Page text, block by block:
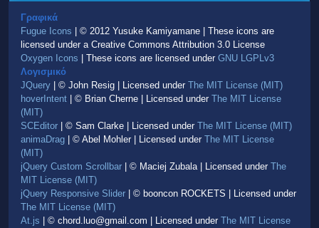
Γραφικά
Fugue Icons | © 2012 Yusuke Kamiyamane | These icons are
licensed under a Creative Commons Attribution 3.0 License
Oxygen Icons | These icons are licensed under GNU LGPLv3
Λογισμικό
JQuery | © John Resig | Licensed under The MIT License (MIT)
hoverIntent | © Brian Cherne | Licensed under The MIT License
(MIT)
SCEditor | © Sam Clarke | Licensed under The MIT License (MIT)
animaDrag | © Abel Mohler | Licensed under The MIT License
(MIT)
jQuery Custom Scrollbar | © Maciej Zubala | Licensed under The
MIT License (MIT)
jQuery Responsive Slider | © booncon ROCKETS | Licensed under
The MIT License (MIT)
At.js | © chord.luo@gmail.com | Licensed under The MIT License